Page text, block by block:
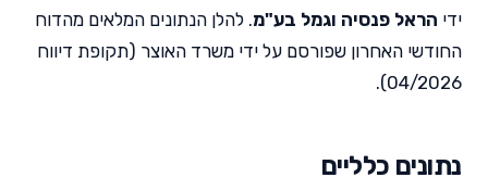
ידי הראל פנסיה וגמל בע"מ. להלן הנתונים המלאים מהדוח
החודשי האחרון שפורסם על ידי משרד האוצר (תקופת דיווח
04/2026).
נתונים כלליים